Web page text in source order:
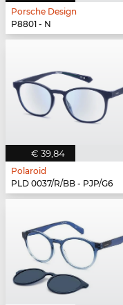
Porsche Design
P8801 - N
€ 39,84
Polaroid
PLD 0037/R/BB - PJP/G6